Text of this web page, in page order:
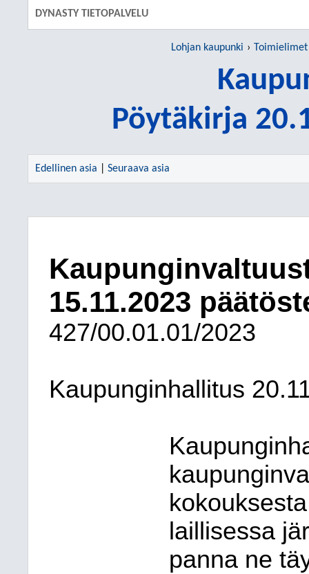
DYNASTY TIETOPALVELU
Lohjan kaupunki Toimielimet
Pöytäkirja
Edellinen asia Seuraava asia
15.11.2023
427/00.01.01/2023
Kaupunginhallitus
laillisessa
panna ne